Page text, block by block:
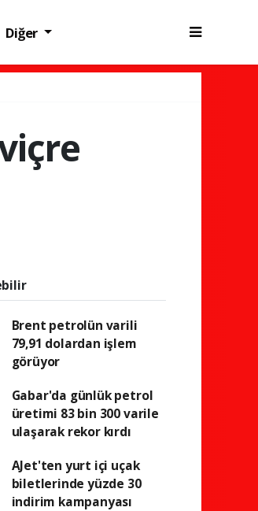
Diğer
Brent petrolün varili
79,91 dolardan işlem
görüyor
Gabar'da günlük petrol
üretimi 83 bin 300 varile
ulaşarak rekor kırdı
AJet'ten yurt içi uçak
biletlerinde yüzde 30
indirim kampanyası